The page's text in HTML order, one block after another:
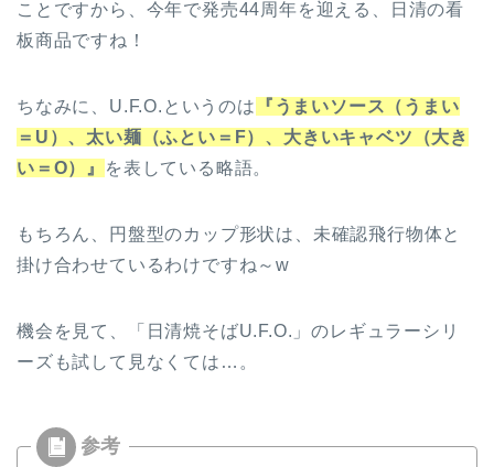
ことですから、今年で発売44周年を迎える、日清の看
板商品ですね！
ちなみに、U.F.O.というのは
『うまいソース（うまい
＝U）、太い麺（ふとい＝F）、大きいキャベツ（大き
い＝O）』
を表している略語。
もちろん、円盤型のカップ形状は、未確認飛行物体と
掛け合わせているわけですね～w
機会を見て、「日清焼そばU.F.O.」のレギュラーシリ
ーズも試して見なくては…。